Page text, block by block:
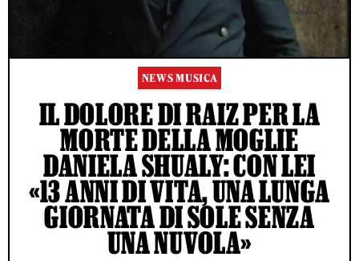
NEWS MUSICA
IL DOLORE DI RAIZ PER LA
MORTE DELLA MOGLIE
DANIELA SHUALY: CON LEI
«13 ANNI DI VITA, UNA LUNGA
GIORNATA DI SOLE SENZA
UNA NUVOLA»